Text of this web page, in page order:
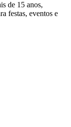
de 15 anos,
festas, eventos e